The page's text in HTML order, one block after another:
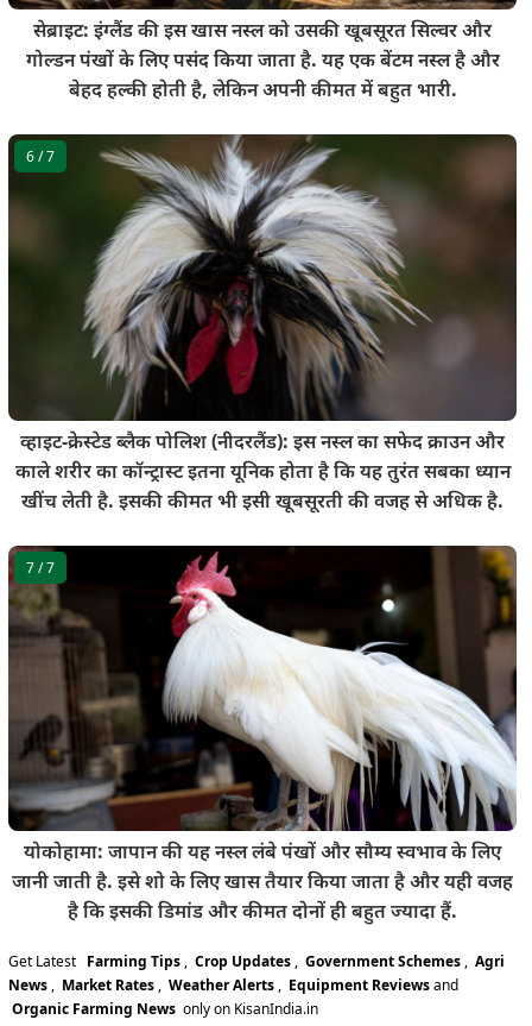
सेब्राइट: इंग्लैंड की इस खास नस्ल को उसकी खूबसूरत सिल्वर और
गोल्डन पंखों के लिए पसंद किया जाता है. यह एक बेंटम नस्ल है और
बेहद हल्की होती है, लेकिन अपनी कीमत में बहुत भारी.
6/ 7
व्हाइट-क्रेस्टेड ब्लैक पोलिश (नीदरलैंड): इस नस्ल का सफेद क्राउन और
काले शरीर का कॉन्ट्रास्ट इतना यूनिक होता है कि यह तुरंत सबका ध्यान
खींच लेती है. इसकी कीमत भी इसी खूबसूरती की वजह से अधिक है.
7/ 7
योकोहामा: जापान की यह नस्ल लंबे पंखों और सौम्य स्वभाव के लिए
जानी जाती है. इसे शो के लिए खास तैयार किया जाता है और यही वजह
है कि इसकी डिमांड और कीमत दोनों ही बहुत ज्यादा हैं.
Get Latest Farming Tips , Crop Updates , Government Schemes , Agri
News , Market Rates , Weather Alerts , Equipment Reviewsand
Organic Farming News only on KisanIndia.in